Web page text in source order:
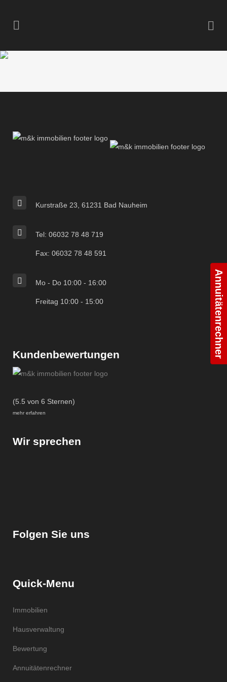
Kurstraße 23, 61231 Bad Nauheim
Tel: 06032 78 48 719
Fax: 06032 78 48 591
Mo - Do 10:00 - 16:00
Freitag 10:00 - 15:00
Kundenbewertungen
(5.5 von 6 Sternen)
mehr erfahren
Wir sprechen
Folgen Sie uns
Quick-Menu
Immobilien
Hausverwaltung
Bewertung
Annuitätenrechner
Annuitätenrechner